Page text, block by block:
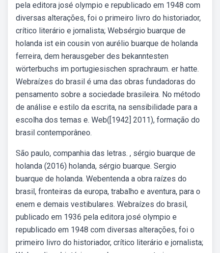
pela editora josé olympio e republicado em 1948 com
diversas alterações, foi o primeiro livro do historiador,
crítico literário e jornalista; Websérgio buarque de
holanda ist ein cousin von aurélio buarque de holanda
ferreira, dem herausgeber des bekanntesten
wörterbuchs im portugiesischen sprachraum. er hatte.
Webraízes do brasil é uma das obras fundadoras do
pensamento sobre a sociedade brasileira. No método
de análise e estilo da escrita, na sensibilidade para a
escolha dos temas e. Web([1942] 2011), formação do
brasil contemporâneo.
São paulo, companhia das letras. , sérgio buarque de
holanda (2016) holanda, sérgio buarque. Sergio
buarque de holanda. Webentenda a obra raízes do
brasil, fronteiras da europa, trabalho e aventura, para o
enem e demais vestibulares. Webraízes do brasil,
publicado em 1936 pela editora josé olympio e
republicado em 1948 com diversas alterações, foi o
primeiro livro do historiador, crítico literário e jornalista;